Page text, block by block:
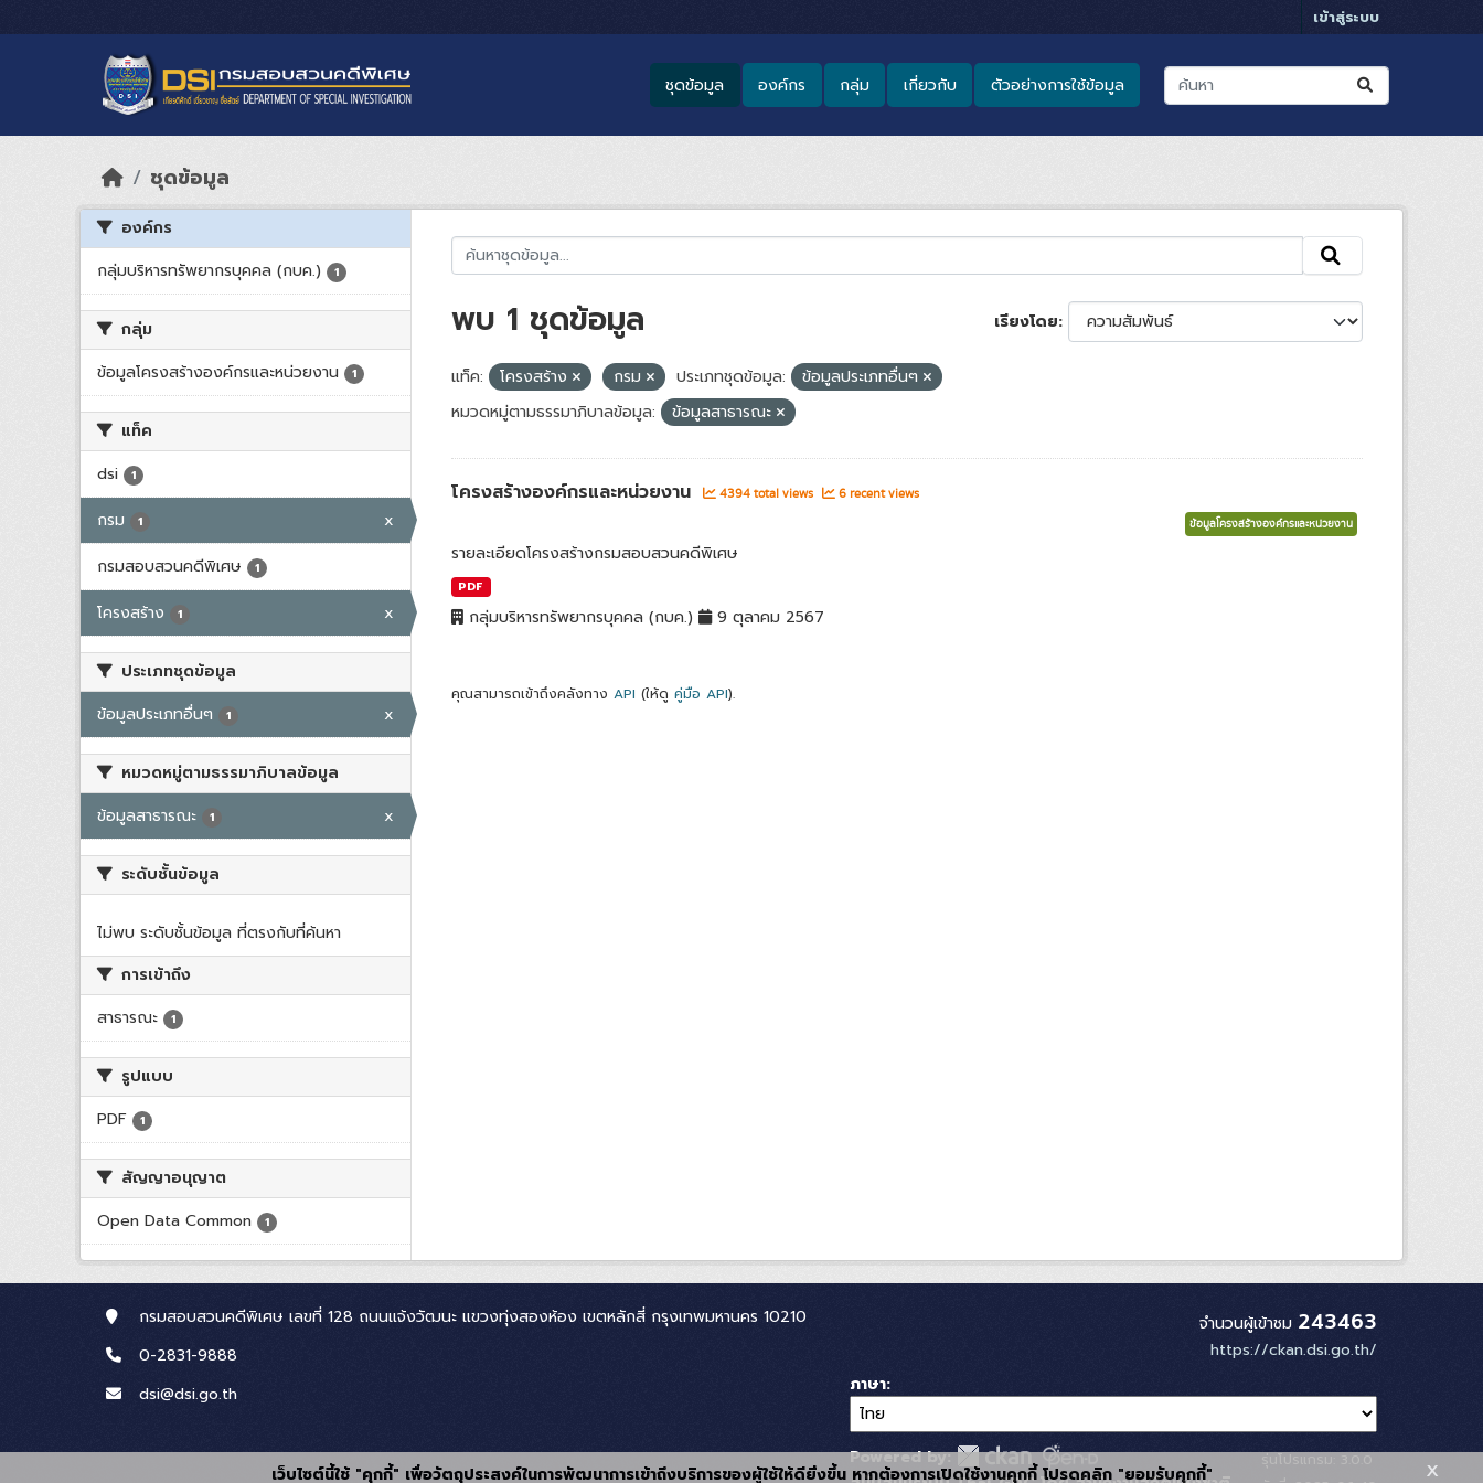
เข้าสู่ระบบ
ชุดข้อมูล องค์กร กลุ่ม เกี่ยวกับ ตัวอย่างการใช้ข้อมูล
ชุดข้อมูล
องค์กร
กลุ่มบริหารทรัพยากรบุคคล (กบค.)
1
กลุ่ม
ข้อมูลโครงสร้างองค์กรและหน่วยงาน
1
แท็ค
dsi
1
กรม 1
x
กรมสอบสวนคดีพิเศษ
1
โครงสร้าง 1 x
ประเภทชุดข้อมูล
ข้อมูลประเภทอื่นๆ
1 x
หมวดหมู่ตามธรรมาภิบาลข้อมูล
ข้อมูลสาธารณะ
1 x
ระดับชั้นข้อมูล
ไม่พบ ระดับชั้นข้อมูล ที่ตรงกับที่ค้นหา
การเข้าถึง
สาธารณะ
1
รูปแบบ
PDF
1
สัญญาอนุญาต
Open Data Common
1
เรียงโดย
พบ 1 ชุดข้อมูล
แท็ค: โครงสร้าง กรม ประเภทชุดข้อมูล:
ข้อมูลประเภทอื่นๆ
หมวดหมู่ตามธรรมาภิบาลข้อมูล:
ข้อมูลสาธารณะ
โครงสร้างองค์กรและหน่วยงาน 4394 total views 6 recent views
ข้อมูลโครงสร้างองค์กรและหน่วยงาน
รายละเอียดโครงสร้างกรมสอบสวนคดีพิเศษ
PDF
กลุ่มบริหารทรัพยากรบุคคล (กบค.) 9 ตุลาคม 2567
คุณสามารถเข้าถึงคลังทาง API (ให้ดู คู่มือ API).
กรมสอบสวนคดีพิเศษ เลขที่ 128 ถนนแจ้งวัฒนะ แขวงทุ่งสองห้อง เขตหลักสี่ กรุงเทพมหานคร 10210
0-2831-9888
dsi@dsi.go.th
จำนวนผู้เข้าชม 243463
https://ckan.dsi.go.th/
ภาษา
Powered by:
เว็บไซต์นี้ใช้ "คุกกี้" เพื่อวัตถุประสงค์ในการพัฒนาการเข้าถึงบริการของผู้ใช้ให้ดียิ่งขึ้น หากต้องการเปิดใช้งานคุกกี้ โปรดคลิก "ยอมรับคุกกี้" x